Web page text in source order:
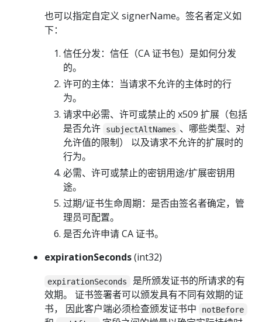
也可以指定自定义 signerName。签名者定义如
下：
信任分发：信任（CA 证书包）是如何分发
的。
许可的主体：当请求不允许的主体时的行
为。
请求中必需、许可或禁止的 x509 扩展（包括
是否允许
subjectAltNames 、哪些类型、对
允许值的限制） 以及请求不允许的扩展时的
行为。
必需、许可或禁止的密钥用途/扩展密钥用
途。
过期/证书生命周期：是否由签名者确定，管
理员可配置。
是否允许申请 CA 证书。
expirationSeconds(int32)
expirationSeconds
是所颁发证书的所请求的有
效期。 证书签署者可以颁发具有不同有效期的证
书， 因此客户端必须检查颁发证书中
notBefore